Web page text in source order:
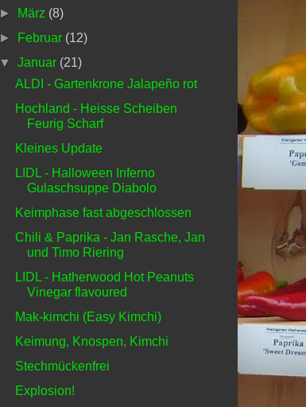
►
März (8)
►
Februar (12)
▼Januar (21)
ALDI - Gartenkrone Jalapeño rot
Hochland - Heisse Scheiben
Feurig Scharf
Kleines Update
LIDL - Halloween Inferno
Gulaschsuppe Diabolo
Keimphase fast abgeschlossen
Chili & Paprika - Jan Rasche, Jan
und Timo Riering
LIDL - Hatherwood Hot Peanuts
Vinegar flavoured
Mak-kimchi (Easy Kimchi)
Keimung, Knospen, Kimchi
Stechmückenfrei
Explosion!